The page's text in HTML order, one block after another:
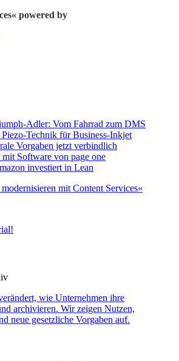
powered by
Adler: Vom Fahrrad zum DMS
Technik für Business-Inkjet
Vorgaben jetzt verbindlich
Software von page one
investiert in Lean
mit Content Services«
wie Unternehmen ihre
archivieren. Wir zeigen Nutzen,
neue gesetzliche Vorgaben auf.